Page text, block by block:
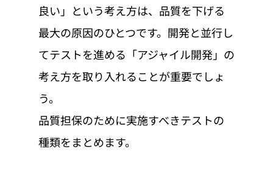
良い」という考え方は、品質を下げる
最大の原因のひとつです。開発と並行し
てテストを進める「アジャイル開発」の
考え方を取り入れることが重要でしょ
う。
品質担保のために実施すべきテストの
種類をまとめます。